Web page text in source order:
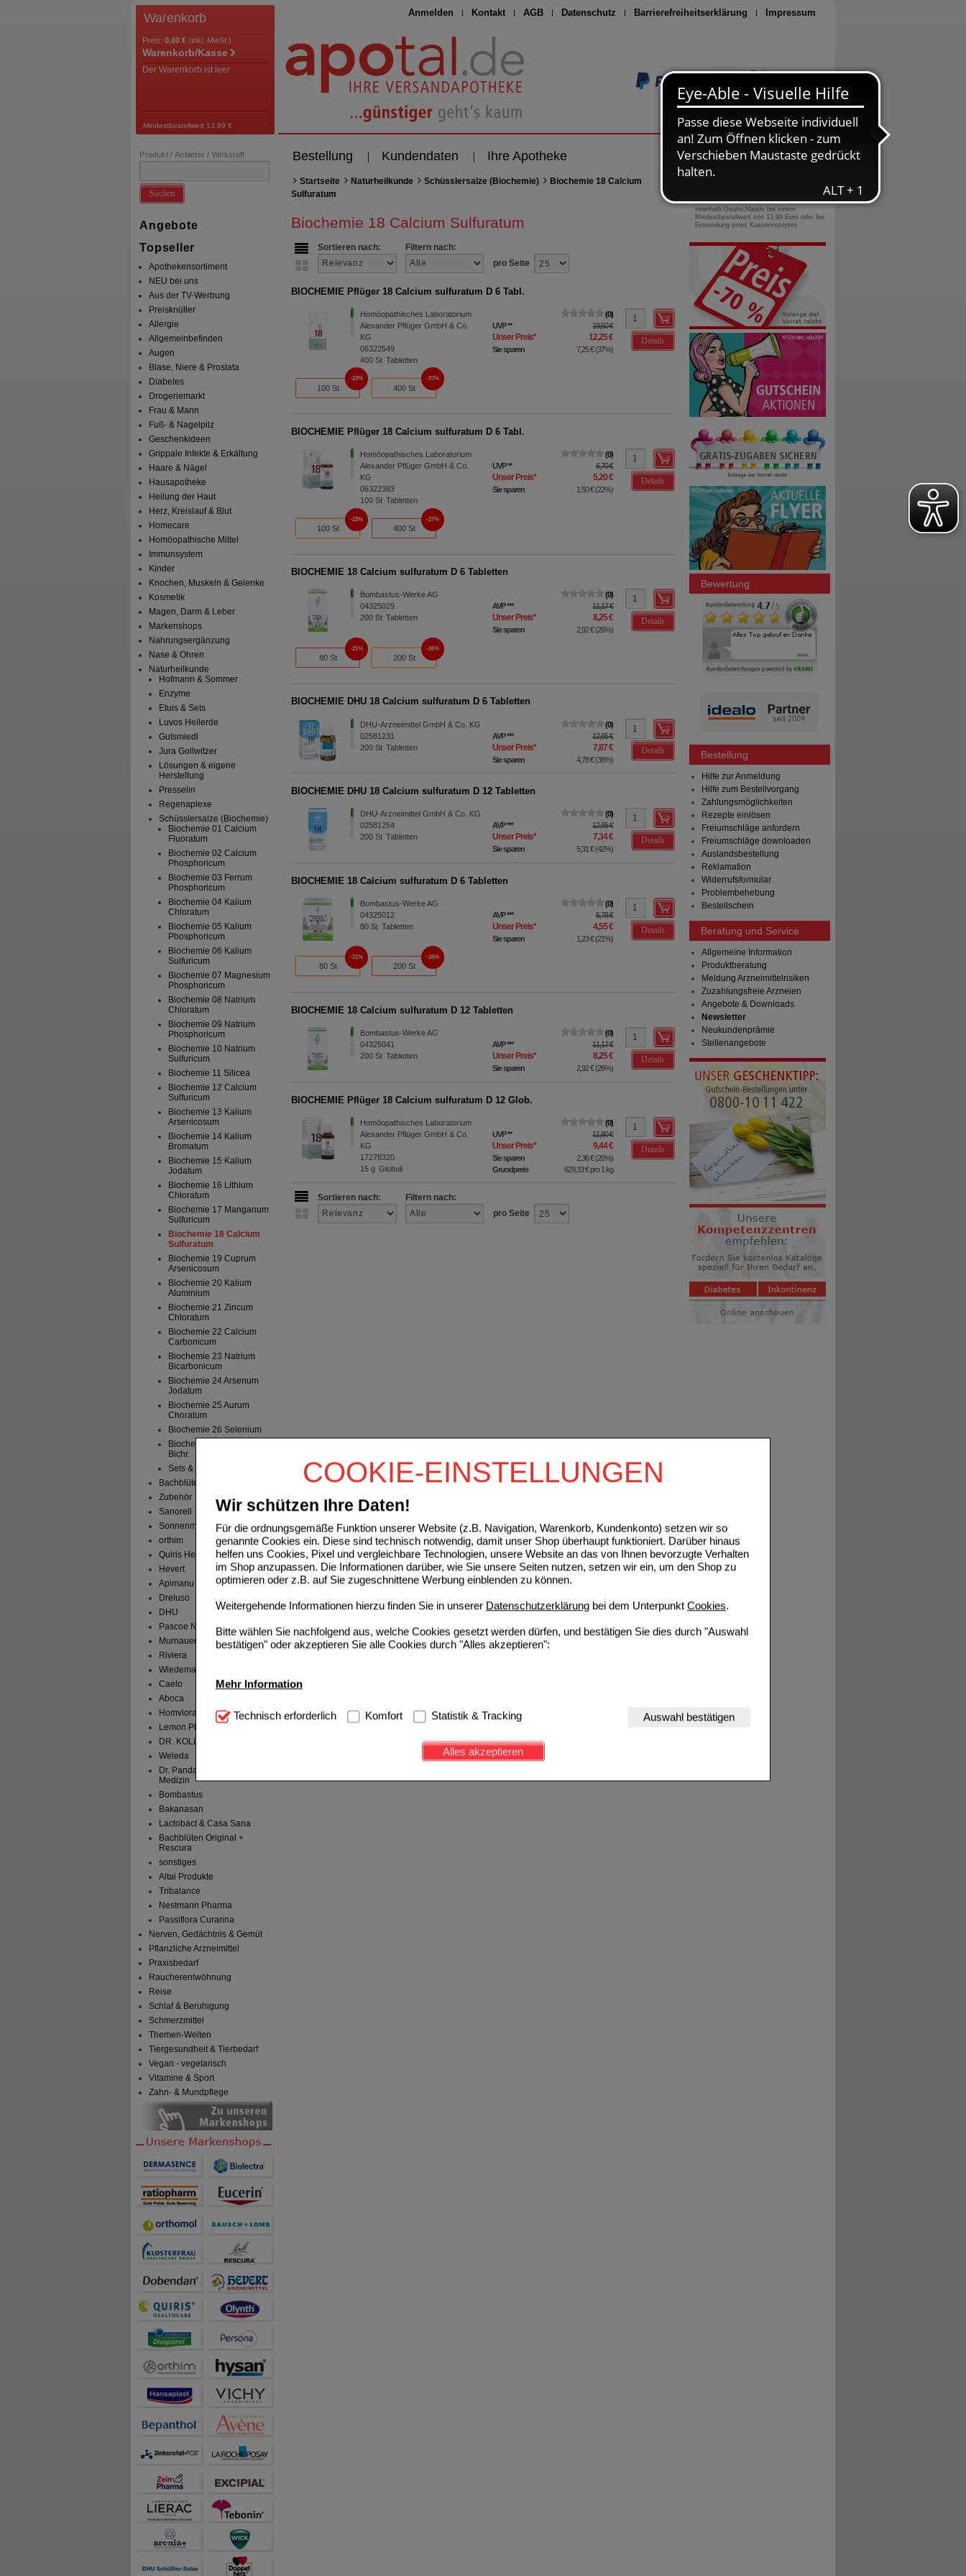
COOKIE-EINSTELLUNGEN
Wir schützen Ihre Daten!
Für die ordnungsgemäße Funktion unserer Website (z.B. Navigation, Warenkorb, Kundenkonto) setzen wir so
genannte Cookies ein. Diese sind technisch notwendig, damit unser Shop überhaupt funktioniert. Darüber hinaus
helfen uns Cookies, Pixel und vergleichbare Technologien, unsere Website an das von Ihnen bevorzugte Verhalten
im Shop anzupassen. Die Informationen darüber, wie Sie unsere Seiten nutzen, setzen wir ein, um den Shop zu
optimieren oder z.B. auf Sie zugeschnittene Werbung einblenden zu können.
Weitergehende Informationen hierzu finden Sie in unserer Datenschutzerklärung bei dem Unterpunkt Cookies.
Bitte wählen Sie nachfolgend aus, welche Cookies gesetzt werden dürfen, und bestätigen Sie dies durch "Auswahl
bestätigen" oder akzeptieren Sie alle Cookies durch "Alles akzeptieren":
Mehr Information
Technisch Notwendig: Hierbei handelt es sich um Cookies, die für die Grundfunktionen unserer Website
notwendig sind (z.B. Navigation, Warenkorb, Kundenkonto), weshalb auf diese nicht verzichtet werden kann.
Diese Cookies werden genutzt um das Einkaufserlebnis noch ansprechender zu gestalten,
beispielsweise für die Wiedererkennung des Besuchers oder unsere Seite an bevorzugte Verhaltensweisen (z.B.
sammeln, mit deren Hilfe wir unsere Website weiter für Sie optimieren können, den Inhalt auf unserer Website aber
auch die Werbung auf Drittseiten möglichst relevant für Sie zu gestalten. Bitte beachten Sie, dass Daten hierfür
Technisch erforderlich Komfort Statistik & Tracking Auswahl bestätigen
Alles akzeptieren
Anmelden Kontakt AGB Datenschutz Barrierefreiheitserklärung Impressum
Seite drucken
Warenkorb
Preis: 0,00 € (inkl. MwSt.)
Warenkorb/Kasse
Der Warenkorb ist leer
Mindestbestellwert 13,99 €
Bestellung Kundendaten Ihre Apotheke
Produkt / Anbieter / Wirkstoff
Suchen
Angebote
Topseller
Apothekensortiment
NEU bei uns
Aus der TV-Werbung
Preisknüller
Allergie
Allgemeinbefinden
Augen
Blase, Niere & Prostata
Diabetes
Drogeriemarkt
Frau & Mann
Fuß- & Nagelpilz
Geschenkideen
Grippale Infekte & Erkältung
Haare & Nägel
Hausapotheke
Heilung der Haut
Herz, Kreislauf & Blut
Homecare
Homöopathische Mittel
Immunsystem
Kinder
Knochen, Muskeln & Gelenke
Kosmetik
Magen, Darm & Leber
Markenshops
Nahrungsergänzung
Nase & Ohren
Naturheilkunde
Hofmann & Sommer
Enzyme
Etuis & Sets
Luvos Heilerde
Gutsmiedl
Jura Gollwitzer
Lösungen & eigene
Herstellung
Presselin
Regenaplexe
Schüsslersalze (Biochemie)
Biochemie 01 Calcium
Fluoratum
Biochemie 02 Calcium
Phosphoricum
Biochemie 03 Ferrum
Phosphoricum
Biochemie 04 Kalium
Chloratum
Biochemie 05 Kalium
Phosphoricum
Biochemie 06 Kalium
Sulfuricum
Biochemie 07 Magnesium
Phosphoricum
Biochemie 08 Natrium
Chloratum
Biochemie 09 Natrium
Phosphoricum
Biochemie 10 Natrium
Sulfuricum
Biochemie 11 Silicea
Biochemie 12 Calcium
Sulfuricum
Biochemie 13 Kalium
Arsenicosum
Biochemie 14 Kalium
Bromatum
Biochemie 15 Kalium
Jodatum
Biochemie 16 Lithium
Chloratum
Biochemie 17 Manganum
Sulfuricum
Biochemie 18 Calcium
Sulfuratum
Biochemie 19 Cuprum
Arsenicosum
Biochemie 20 Kalium
Aluminium
Biochemie 21 Zincum
Chloratum
Biochemie 22 Calcium
Carbonicum
Biochemie 23 Natrium
Bicarbonicum
Biochemie 24 Arsenum
Jodatum
Biochemie 25 Aurum
Choratum
Biochemie 26 Selenium
Biochemie 27 Kalium
Bichr.
Sets & sonstiges
Bachblüten
Zubehör
Sanorell
Sonnenmoor
orthim
Quiris Healthcare
Hevert
Apimanu
Dreluso
DHU
Pascoe Naturmedizin
Murnauers - Bachblüten
Riviera
Wiedemann
Caelo
Aboca
Homviora
Lemon Pharma
DR. KOLL Biopharm
Weleda
Dr. Pandalis Urheimische
Medizin
Bombastus
Bakanasan
Lactobact & Casa Sana
Bachblüten Original +
Rescura
sonstiges
Altai Produkte
Tribalance
Nestmann Pharma
Passiflora Curarina
Nerven, Gedächtnis & Gemüt
Pflanzliche Arzneimittel
Praxisbedarf
Raucherentwöhnung
Reise
Schlaf & Beruhigung
Schmerzmittel
Themen-Welten
Tiergesundheit & Tierbedarf
Vegan - vegetarisch
Vitamine & Sport
Zahn- & Mundpflege
Startseite Naturheilkunde Schüsslersalze (Biochemie)
Biochemie 18 Calcium
Sulfuratum
Biochemie 18 Calcium Sulfuratum
Sortieren nach:
Filtern nach:
pro Seite
BIOCHEMIE Pflüger 18 Calcium sulfuratum D 6 Tabl.
Homöopathisches Laboratorium
Alexander Pflüger GmbH & Co.
KG
06322549
400St Tabletten
0
UVP** 19,50 €
Unser Preis* 12,25 €
Sie sparen 7,25 €(37%)
Details
100 St
22%
400 St
37%
BIOCHEMIE Pflüger 18 Calcium sulfuratum D 6 Tabl.
Homöopathisches Laboratorium
Alexander Pflüger GmbH & Co.
KG
06322383
100St Tabletten
0
UVP** 6,70 €
Unser Preis* 5,20 €
Sie sparen 1,50 €(22%)
Details
100 St
22%
400 St
37%
BIOCHEMIE 18 Calcium sulfuratum D 6 Tabletten
Bombastus-Werke AG
04325029
200St Tabletten
0
AVP*** 11,17 €
Unser Preis* 8,25 €
Sie sparen 2,92 €(26%)
Details
80 St
21%
200 St
26%
BIOCHEMIE DHU 18 Calcium sulfuratum D 6 Tabletten
DHU-Arzneimittel GmbH & Co. KG
02581231
200St Tabletten
0
AVP*** 12,65 €
Unser Preis* 7,87 €
Sie sparen 4,78 €(38%)
Details
BIOCHEMIE DHU 18 Calcium sulfuratum D 12 Tabletten
DHU-Arzneimittel GmbH & Co. KG
02581254
200St Tabletten
0
AVP*** 12,65 €
Unser Preis* 7,34 €
Sie sparen 5,31 €(42%)
Details
BIOCHEMIE 18 Calcium sulfuratum D 6 Tabletten
Bombastus-Werke AG
04325012
80St Tabletten
0
AVP*** 5,78 €
Unser Preis* 4,55 €
Sie sparen 1,23 €(21%)
Details
80 St
21%
200 St
26%
BIOCHEMIE 18 Calcium sulfuratum D 12 Tabletten
Bombastus-Werke AG
04325041
200St Tabletten
0
AVP*** 11,17 €
Unser Preis* 8,25 €
Sie sparen 2,92 €(26%)
Details
BIOCHEMIE Pflüger 18 Calcium sulfuratum D 12 Glob.
Homöopathisches Laboratorium
Alexander Pflüger GmbH & Co.
KG
17278320
15g Globuli
0
UVP** 11,80 €
Unser Preis* 9,44 €
Sie sparen 2,36 €(20%)
Grundpreis
629,33 €pro 1 kg
Details
Sortieren nach:
Filtern nach:
pro Seite
0800-10 11 422
gebührenfreie Rufnummer
innerhalb Deutschlands bei einem
Mindestbestellwert von 13,99 Euro oder bei
Einsendung eines Kassenrezeptes
Bewertung
Bestellung
Hilfe zur Anmeldung
Hilfe zum Bestellvorgang
Zahlungsmöglichkeiten
Rezepte einlösen
Freiumschläge anfordern
Freiumschläge downloaden
Auslandsbestellung
Reklamation
Widerrufsformular
Problembehebung
Bestellschein
Beratung und Service
Allgemeine Information
Produktberatung
Meldung Arzneimittelrisiken
Zuzahlungsfreie Arzneien
Angebote & Downloads
Newsletter
Neukundenprämie
Stellenangebote